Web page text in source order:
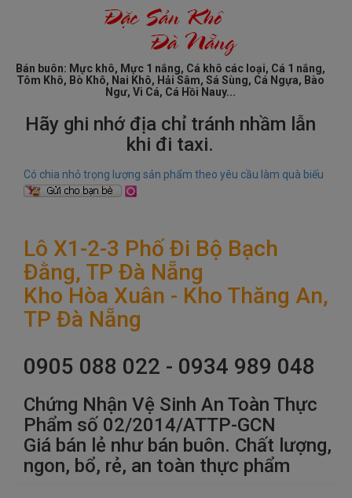
Bán buôn: Mực khô, Mực 1 nắng, Cá khô các loại, Cá 1 nắng,
Tôm Khô, Bò Khô, Nai Khô, Hải Sâm, Sá Sùng, Cá Ngựa, Bào
Ngư, Vi Cá, Cá Hồi Nauy...
Hãy ghi nhớ địa chỉ tránh nhầm lẫn
khi đi taxi.
Có chia nhỏ trọng lượng sản phẩm theo yêu cầu làm quà biếu
Lô X1-2-3 Phố Đi Bộ Bạch
Đằng, TP Đà Nẵng
Kho Hòa Xuân - Kho Thăng An,
TP Đà Nẵng
0905 088 022 - 0934 989 048
Chứng Nhận Vệ Sinh An Toàn Thực
Phẩm số 02/2014/ATTP-GCN
Giá bán lẻ như bán buôn. Chất lượng,
ngon, bổ, rẻ, an toàn thực phẩm